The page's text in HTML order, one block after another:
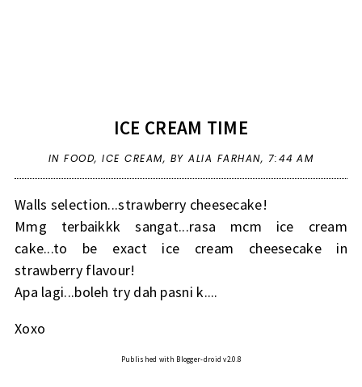
ICE CREAM TIME
INFOOD,ICE CREAM, BY ALIA FARHAN, 7:44 AM
Walls selection...strawberry cheesecake!
Mmg terbaikkk sangat...rasa mcm ice cream
cake...to be exact ice cream cheesecake in
strawberry flavour!
Apa lagi...boleh try dah pasni k....
Xoxo
Published with Blogger-droid v2.0.8